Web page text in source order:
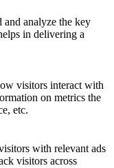
and analyze the key
in delivering a
visitors interact with
on metrics the
etc.
with relevant ads
visitors across